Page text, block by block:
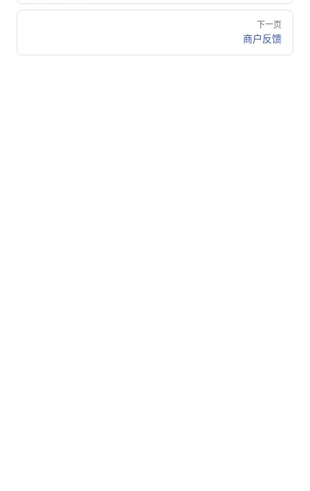
下一页
商户反馈